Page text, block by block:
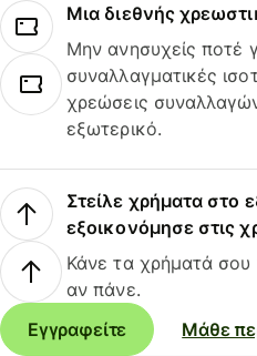
Μια διεθνής
Μην ανησυχείς ποτέ
συναλλαγματικές
χρεώσεις
εξωτερικό.
Στείλε χρήματα στο
εξοικονόμησε στις
Κάνε τα χρήματά σου
αν πάνε.
Εγγραφείτε
Μάθε